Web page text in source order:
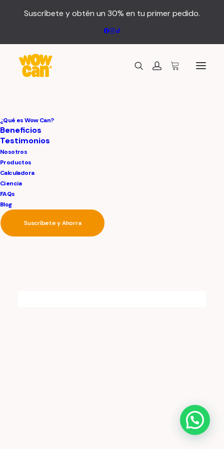
Suscríbete y obtén un 30% en tu primer pedido.
¿Qué es Wow Can?
Beneficios
Testimonios
Nosotros
Productos
Calculadora
Ciencia
FAQs
Blog
Suscríbete y Ahorra
Tu carrito está vacío.